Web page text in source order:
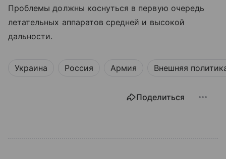
Проблемы должны коснуться в первую очередь
летательных аппаратов средней и высокой
дальности.
Украина Россия Армия Внешняя
Поделиться